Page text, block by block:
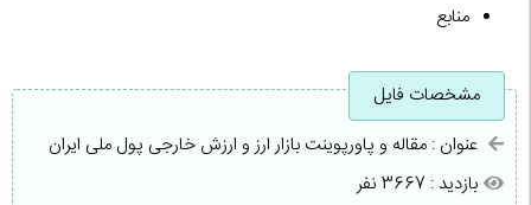
منابع
مشخصات فایل
عنوان : مقاله و پاورپوینت بازار ارز و ارزش خارجی پول ملی ایران
بازدید : 3667 نفر